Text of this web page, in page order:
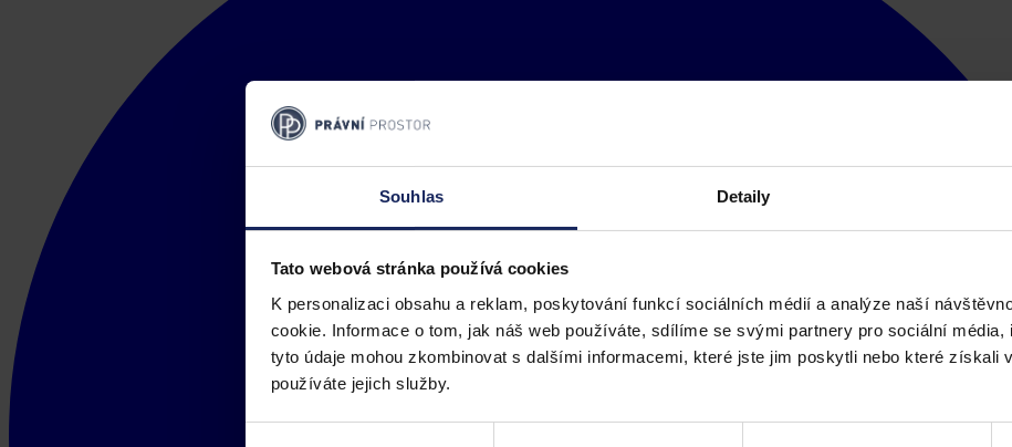
Souhlas Detaily
Tato webová stránka používá cookies
K personalizaci obsahu a reklam, poskytování funkcí sociálních médií a analýze naší
cookie. Informace o tom, jak náš web používáte, sdílíme se svými partnery pro sociální média,
tyto údaje mohou zkombinovat s dalšími informacemi, které jste jim poskytli nebo které získali
používáte jejich služby.